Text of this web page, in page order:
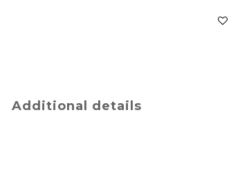
Additional details